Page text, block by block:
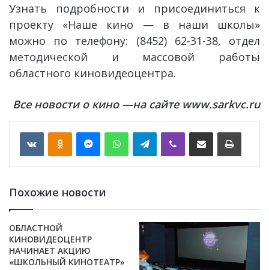
Узнать подробности и присоединиться к
проекту «Наше кино — в наши школы»
можно по телефону: (8452) 62-31-38, отдел
методической и массовой работы
областного киновидеоцентра.
Все новости о кино —на сайте www.sarkvc.ru
VKontakte WhatsApp Telegram
Похожие новости
ОБЛАСТНОЙ
КИНОВИДЕОЦЕНТР
НАЧИНАЕТ АКЦИЮ
«ШКОЛЬНЫЙ КИНОТЕАТР»